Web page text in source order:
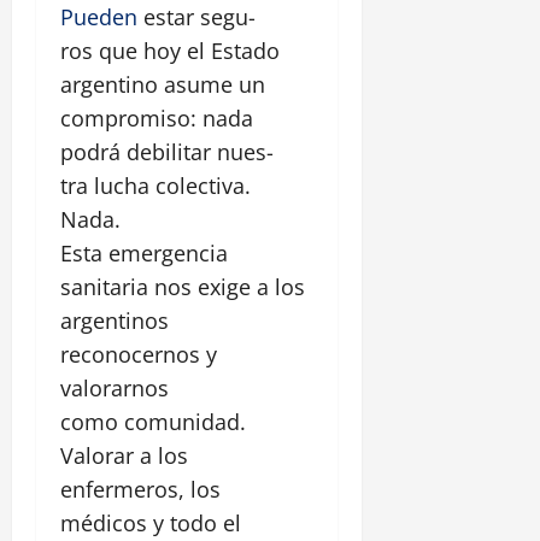
Pueden estar segu-
ros que hoy el Estado
argentino asume un
compromiso: nada
podrá debilitar nues-
tra lucha colectiva.
Nada.
Esta emergencia
sanitaria nos exige a los
argentinos
reconocernos y
valorarnos
como comunidad.
Valorar a los
enfermeros, los
médicos y todo el